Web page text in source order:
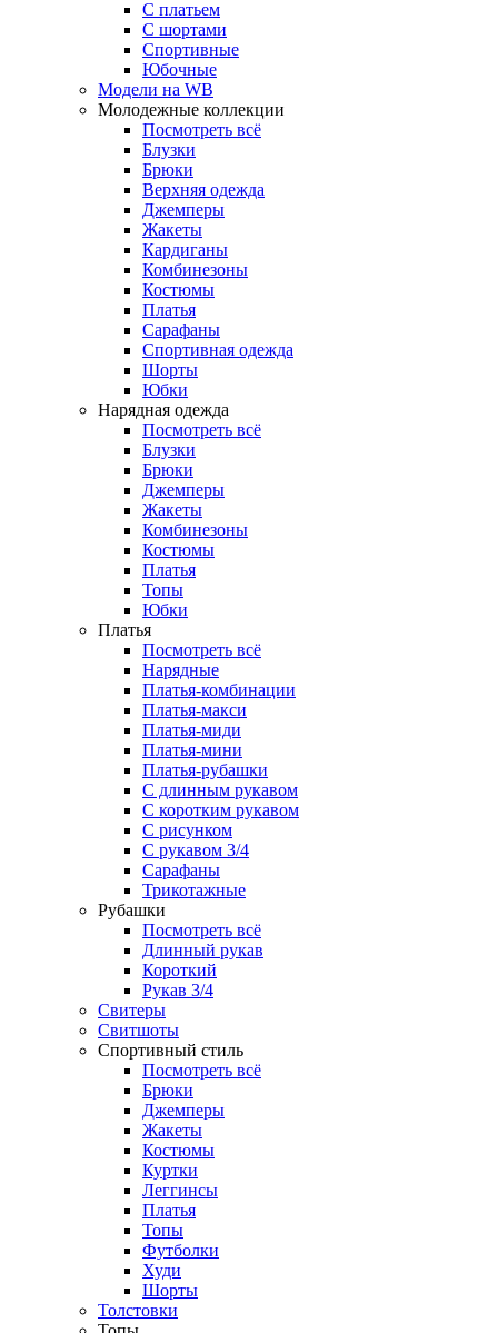
С платьем
С шортами
Спортивные
Юбочные
Модели на WB
Молодежные коллекции
Посмотреть всё
Блузки
Брюки
Верхняя одежда
Джемперы
Жакеты
Кардиганы
Комбинезоны
Костюмы
Платья
Сарафаны
Спортивная одежда
Шорты
Юбки
Нарядная одежда
Посмотреть всё
Блузки
Брюки
Джемперы
Жакеты
Комбинезоны
Костюмы
Платья
Топы
Юбки
Платья
Посмотреть всё
Нарядные
Платья-комбинации
Платья-макси
Платья-миди
Платья-мини
Платья-рубашки
С длинным рукавом
С коротким рукавом
С рисунком
С рукавом 3/4
Сарафаны
Трикотажные
Рубашки
Посмотреть всё
Длинный рукав
Короткий
Рукав 3/4
Свитеры
Свитшоты
Спортивный стиль
Посмотреть всё
Брюки
Джемперы
Жакеты
Костюмы
Куртки
Леггинсы
Платья
Топы
Футболки
Худи
Шорты
Толстовки